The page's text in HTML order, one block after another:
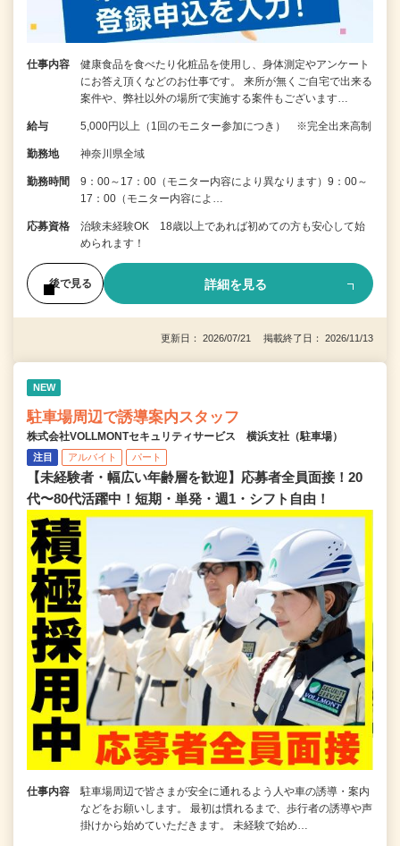
仕事内容
健康食品を食べたり化粧品を使用し、身体測定やアンケート
にお答え頂くなどのお仕事です。 来所が無くご自宅で出来る
案件や、弊社以外の場所で実施する案件もございます…
給与 5,000円以上（1回のモニター参加につき） ※完全出来高制
勤務地 神奈川県全域
勤務時間
9：00～17：00（モニター内容により異なります）9：00～
17：00（モニター内容によ…
応募資格
治験未経験OK 18歳以上であれば初めての方も安心して始
められます！
後で見る 詳細を見る
更新日： 2026/07/21 掲載終了日： 2026/11/13
NEW
駐車場周辺で誘導案内スタッフ
株式会社VOLLMONTセキュリティサービス 横浜支社（駐車場）
注目 アルバイト パート
【未経験者・幅広い年齢層を歓迎】応募者全員面接！20
代〜80代活躍中！短期・単発・週1・シフト自由！
仕事内容
駐車場周辺で皆さまが安全に通れるよう人や車の誘導・案内
などをお願いします。 最初は慣れるまで、歩行者の誘導や声
掛けから始めていただきます。 未経験で始め…